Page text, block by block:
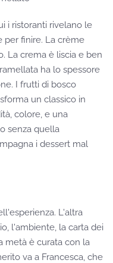
i ristoranti rivelano le
per finire. La crème
La crema è liscia e ben
ha lo spessore
I frutti di bosco
un classico in
colore, e una
senza quella
i dessert mal
L'altra
l'ambiente, la carta dei
metà è curata con la
va a Francesca, che